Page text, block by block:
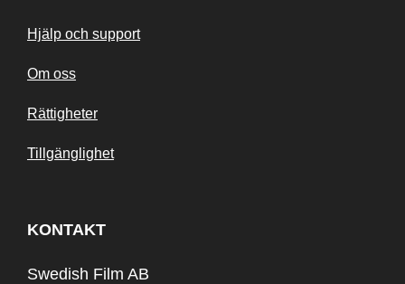
Hjälp och support
Om oss
Rättigheter
Tillgänglighet
KONTAKT
Swedish Film AB